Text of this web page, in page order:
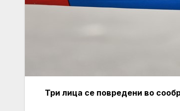
Три лица се повредени во